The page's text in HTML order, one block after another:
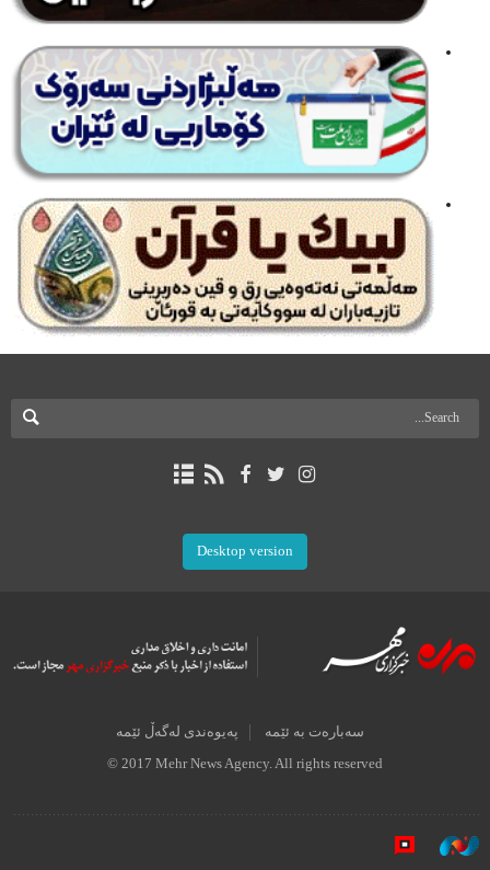
Desktop version
سەبارەت بە ئێمە پەیوەندی لەگەڵ ئێمە
© 2017 Mehr News Agency. All rights reserved